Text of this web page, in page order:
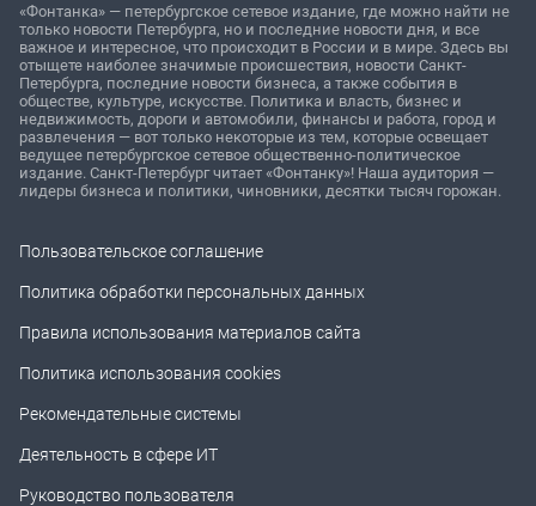
«Фонтанка» — петербургское сетевое издание, где можно найти не
только новости Петербурга, но и последние новости дня, и все
важное и интересное, что происходит в России и в мире. Здесь вы
отыщете наиболее значимые происшествия, новости Санкт-
Петербурга, последние новости бизнеса, а также события в
обществе, культуре, искусстве. Политика и власть, бизнес и
недвижимость, дороги и автомобили, финансы и работа, город и
развлечения — вот только некоторые из тем, которые освещает
ведущее петербургское сетевое общественно-политическое
издание. Санкт-Петербург читает «Фонтанку»! Наша аудитория —
лидеры бизнеса и политики, чиновники, десятки тысяч горожан.
Пользовательское соглашение
Политика обработки персональных данных
Правила использования материалов сайта
Политика использования cookies
Рекомендательные системы
Деятельность в сфере ИТ
Руководство пользователя